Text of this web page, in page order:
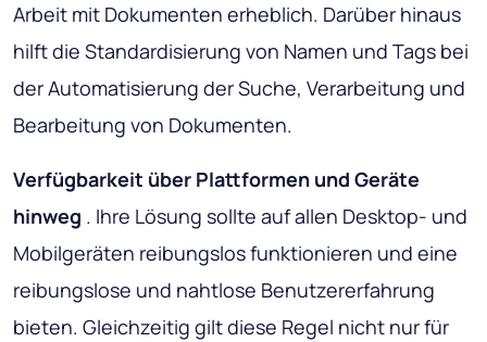
Arbeit mit Dokumenten erheblich. Darüber hinaus
hilft die Standardisierung von Namen und Tags bei
der Automatisierung der Suche, Verarbeitung und
Bearbeitung von Dokumenten.
Verfügbarkeit über Plattformen und Geräte
hinweg . Ihre Lösung sollte auf allen Desktop- und
Mobilgeräten reibungslos funktionieren und eine
reibungslose und nahtlose Benutzererfahrung
bieten. Gleichzeitig gilt diese Regel nicht nur für